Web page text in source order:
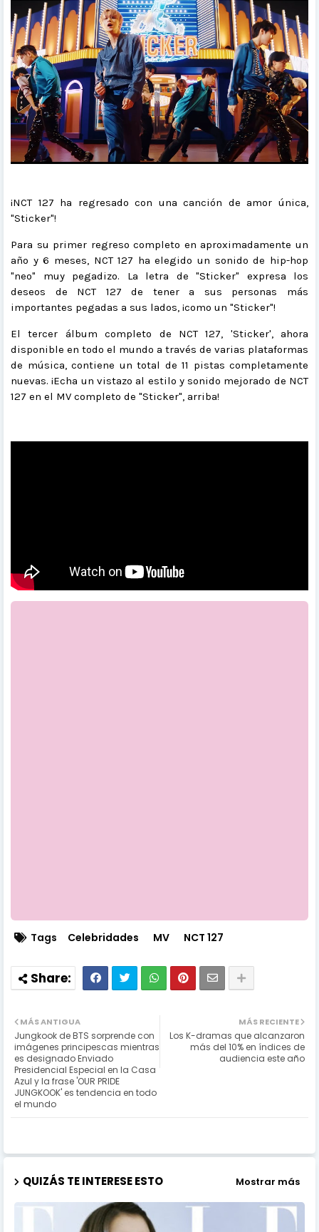
¡NCT 127 ha regresado con una canción de amor única,
"Sticker"!
Para su primer regreso completo en aproximadamente un
año y 6 meses, NCT 127 ha elegido un sonido de hip-hop
"neo" muy pegadizo. La letra de "Sticker" expresa los
deseos de NCT 127 de tener a sus personas más
importantes pegadas a sus lados, ¡como un "Sticker"!
El tercer álbum completo de NCT 127, 'Sticker', ahora
disponible en todo el mundo a través de varias plataformas
de música, contiene un total de 11 pistas completamente
nuevas. ¡Echa un vistazo al estilo y sonido mejorado de NCT
127 en el MV completo de "Sticker", arriba!
Tags Celebridades MV NCT 127
MÁS RECIENTE
Los K-dramas que alcanzaron
más del 10% en índices de
audiencia este año
MÁS ANTIGUA
Jungkook de BTS sorprende con
imágenes principescas mientras
es designado Enviado
Presidencial Especial en la Casa
Azul y la frase 'OUR PRIDE
JUNGKOOK' es tendencia en todo
el mundo
QUIZÁS TE INTERESE ESTO Mostrar más